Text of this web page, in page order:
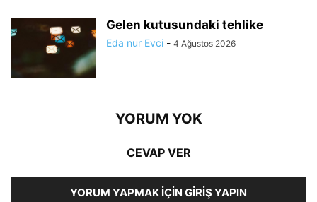
Gelen kutusundaki tehlike
Eda nur Evci - 4 Ağustos 2026
YORUM YOK
CEVAP VER
YORUM YAPMAK İÇIN GIRIŞ YAPIN